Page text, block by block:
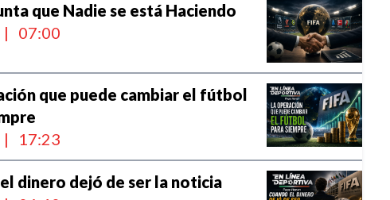
que Nadie se está Haciendo
| 07:00
que puede cambiar el fútbol
| 17:23
dinero dejó de ser la noticia